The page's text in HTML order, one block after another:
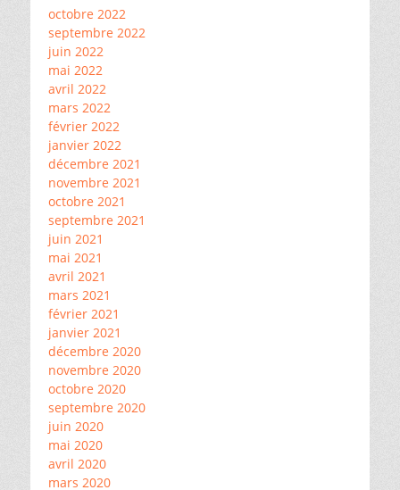
octobre 2022
septembre 2022
juin 2022
mai 2022
avril 2022
mars 2022
février 2022
janvier 2022
décembre 2021
novembre 2021
octobre 2021
septembre 2021
juin 2021
mai 2021
avril 2021
mars 2021
février 2021
janvier 2021
décembre 2020
novembre 2020
octobre 2020
septembre 2020
juin 2020
mai 2020
avril 2020
mars 2020